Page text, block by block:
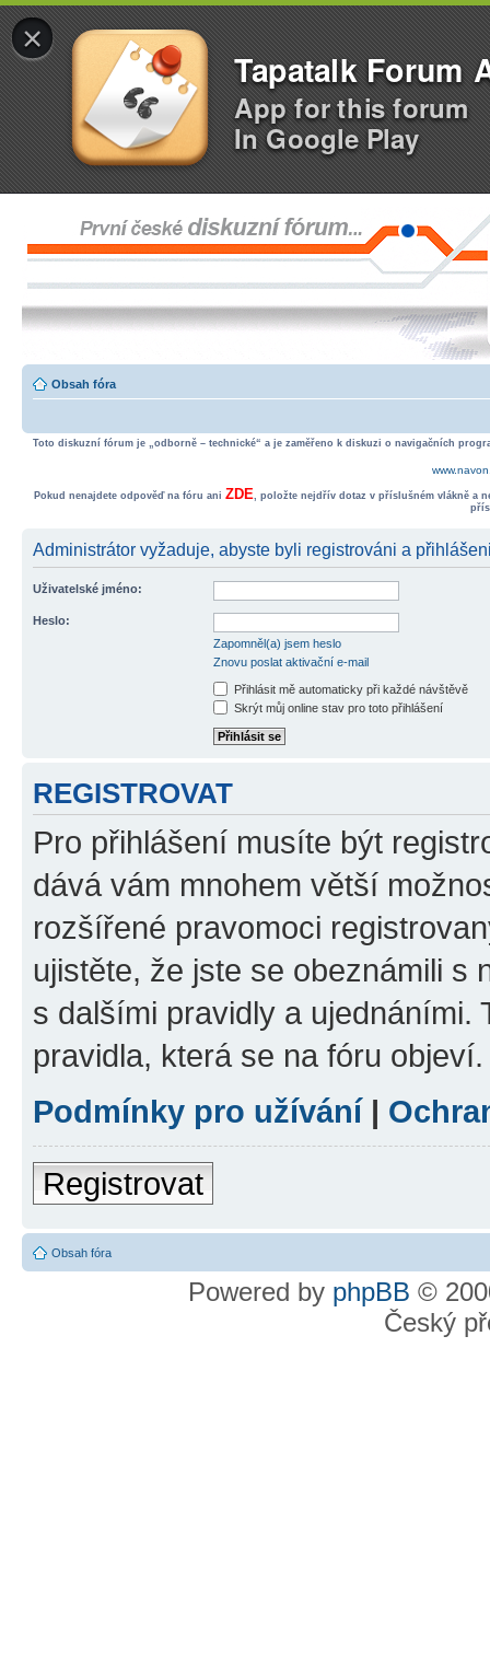
×
Tapatalk Forum
App for this forum
In Google Play
Obsah fóra
Toto diskuzní fórum je „odborně – technické“ a je zaměřeno k diskuzi o navigačních
Pokud nenajdete odpověď na fóru ani ZDE, položte nejdřív dotaz v příslušném vlákně a
Administrátor vyžaduje, abyste byli registrováni a
Uživatelské jméno:
Heslo:
Zapomněl(a) jsem heslo
Znovu poslat aktivační e-mail
Přihlásit mě automaticky při každé návštěvě
Skrýt můj online stav pro toto přihlášení
REGISTROVAT
Pro přihlášení musíte být
dává vám mnohem větší
rozšířené pravomoci
ujistěte, že jste se obeznámili s
s dalšími pravidly a ujednáními.
pravidla, která se na fóru objeví.
Podmínky pro užívání|
Registrovat
Obsah fóra
Powered by phpBB ©
Český